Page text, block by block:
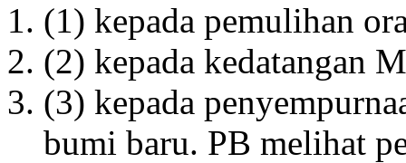
(1) kepada pemulihan
(2) kepada kedatangan
(3) kepada
bumi baru. PB melihat